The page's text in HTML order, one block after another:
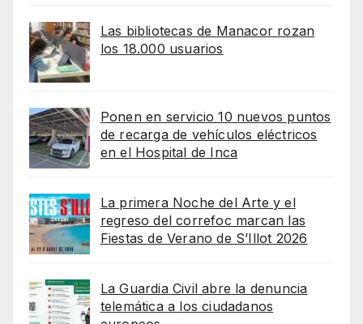
Las bibliotecas de Manacor rozan
los 18.000 usuarios
Ponen en servicio 10 nuevos puntos
de recarga de vehículos eléctricos
en el Hospital de Inca
La primera Noche del Arte y el
regreso del correfoc marcan las
Fiestas de Verano de S’Illot 2026
La Guardia Civil abre la denuncia
telemática a los ciudadanos